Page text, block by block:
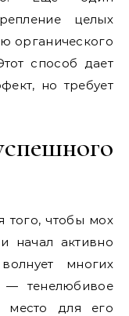
целых
органического
способ дает
но требует
того, чтобы мох
начал активно
многих
тенелюбивое
место для его